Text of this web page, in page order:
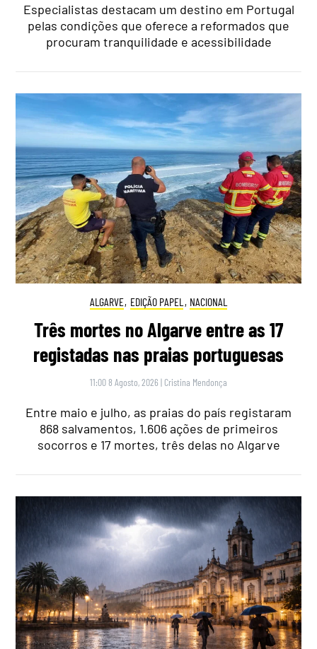
Especialistas destacam um destino em Portugal
pelas condições que oferece a reformados que
procuram tranquilidade e acessibilidade
ALGARVE, EDIÇÃO PAPEL , NACIONAL
Três mortes no Algarve entre as 17
registadas nas praias portuguesas
11:00 8 Agosto, 2026 | Cristina Mendonça
Entre maio e julho, as praias do país registaram
868 salvamentos, 1.606 ações de primeiros
socorros e 17 mortes, três delas no Algarve